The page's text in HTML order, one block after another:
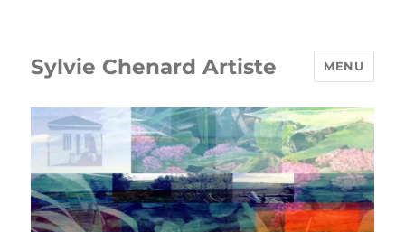
Sylvie Chenard Artiste MENU